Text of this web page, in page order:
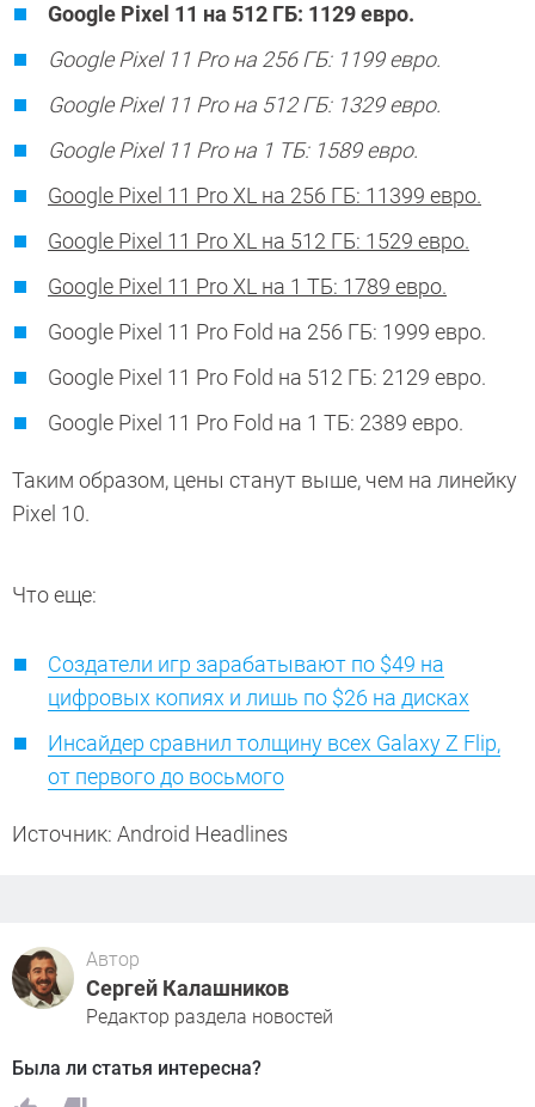
Google Pixel 11 на 512 ГБ: 1129 евро.
Google Pixel 11 Pro на 256 ГБ: 1199 евро.
Google Pixel 11 Pro на 512 ГБ: 1329 евро.
Google Pixel 11 Pro на 1 ТБ: 1589 евро.
Google Pixel 11 Pro XL на 256 ГБ: 11399 евро.
Google Pixel 11 Pro XL на 512 ГБ: 1529 евро.
Google Pixel 11 Pro XL на 1 ТБ: 1789 евро.
Google Pixel 11 Pro Fold на 256 ГБ: 1999 евро.
Google Pixel 11 Pro Fold на 512 ГБ: 2129 евро.
Google Pixel 11 Pro Fold на 1 ТБ: 2389 евро.
Таким образом, цены станут выше, чем на линейку
Pixel 10.
Что еще:
Создатели игр зарабатывают по $49 на
цифровых копиях и лишь по $26 на дисках
Инсайдер сравнил толщину всех Galaxy Z Flip,
от первого до восьмого
Источник: Android Headlines
Автор
Сергей Калашников
Редактор раздела новостей
Была ли статья интересна?